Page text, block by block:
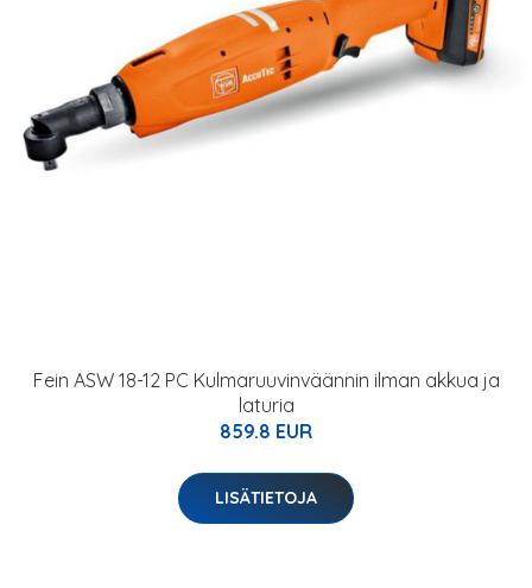
Fein ASW 18-12 PC Kulmaruuvinväännin ilman akkua ja
laturia
859.8 EUR
LISÄTIETOJA